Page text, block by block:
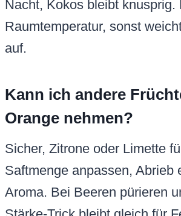
Nacht, Kokos bleibt knusprig.
Raumtemperatur, sonst
auf.
Kann ich andere
Orange nehmen?
Sicher, Zitrone oder Limette
Saftmenge anpassen, Abrieb
Aroma. Bei Beeren pürieren